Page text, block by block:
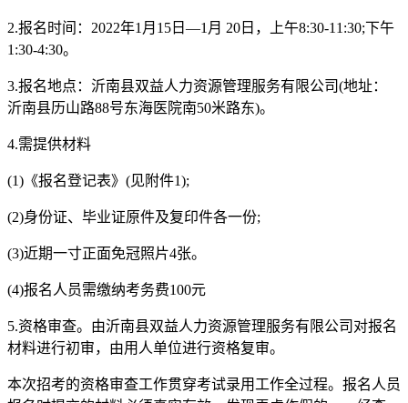
2.报名时间：2022年1月15日—1月 20日，上午8:30-11:30;下午
1:30-4:30。
3.报名地点：沂南县双益人力资源管理服务有限公司(地址：
沂南县历山路88号东海医院南50米路东)。
4.需提供材料
(1)《报名登记表》(见附件1);
(2)身份证、毕业证原件及复印件各一份;
(3)近期一寸正面免冠照片4张。
(4)报名人员需缴纳考务费100元
5.资格审查。由沂南县双益人力资源管理服务有限公司对报名
材料进行初审，由用人单位进行资格复审。
本次招考的资格审查工作贯穿考试录用工作全过程。报名人员